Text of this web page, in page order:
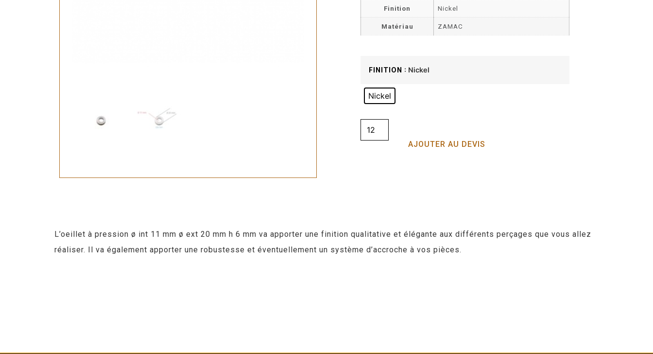
Finition Nickel
Matériau ZAMAC
FINITION : Nickel
Nickel
AJOUTER AU DEVIS
L’oeillet à pression ø int 11 mm ø ext 20 mm h 6 mm va apporter une finition qualitative et élégante aux différents perçages que vous allez
réaliser. Il va également apporter une robustesse et éventuellement un système d’accroche à vos pièces.